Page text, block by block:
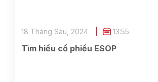
Tìm hiểu cổ phiếu ESOP
18 Tháng Sáu, 2024 13:55